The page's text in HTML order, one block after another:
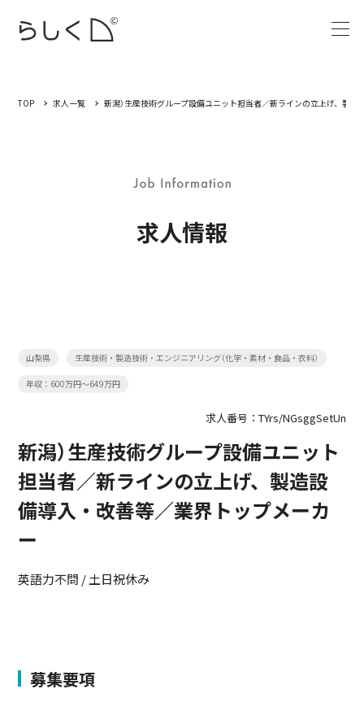
TOP 求人一覧 新潟）生産技術グループ設備ユニット担当者／新ラインの立上げ、製
求人情報
山梨県 生産技術・製造技術・エンジニアリング（化学・素材・食品・衣料）
年収：600万円～649万円
求人番号：TYrs/NGsggSetUn
新潟）生産技術グループ設備ユニット
担当者／新ラインの立上げ、製造設
備導入・改善等／業界トップメーカ
ー
英語力不問 / 土日祝休み
募集要項